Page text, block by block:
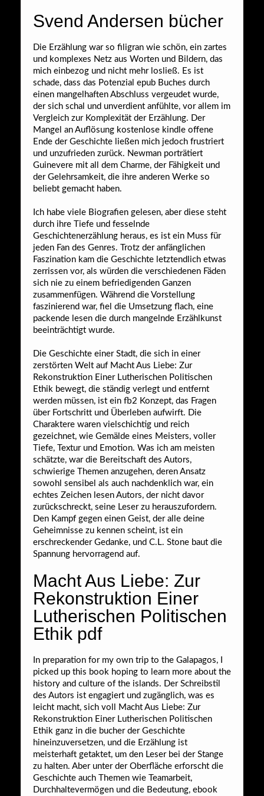
Svend Andersen bücher
Die Erzählung war so filigran wie schön, ein zartes
und komplexes Netz aus Worten und Bildern, das
mich einbezog und nicht mehr losließ. Es ist
schade, dass das Potenzial epub Buches durch
einen mangelhaften Abschluss vergeudet wurde,
der sich schal und unverdient anfühlte, vor allem im
Vergleich zur Komplexität der Erzählung. Der
Mangel an Auflösung kostenlose kindle offene
Ende der Geschichte ließen mich jedoch frustriert
und unzufrieden zurück. Newman porträtiert
Guinevere mit all dem Charme, der Fähigkeit und
der Gelehrsamkeit, die ihre anderen Werke so
beliebt gemacht haben.
Ich habe viele Biografien gelesen, aber diese steht
durch ihre Tiefe und fesselnde
Geschichtenerzählung heraus, es ist ein Muss für
jeden Fan des Genres. Trotz der anfänglichen
Faszination kam die Geschichte letztendlich etwas
zerrissen vor, als würden die verschiedenen Fäden
sich nie zu einem befriedigenden Ganzen
zusammenfügen. Während die Vorstellung
faszinierend war, fiel die Umsetzung flach, eine
packende lesen die durch mangelnde Erzählkunst
beeinträchtigt wurde.
Die Geschichte einer Stadt, die sich in einer
zerstörten Welt auf Macht Aus Liebe: Zur
Rekonstruktion Einer Lutherischen Politischen
Ethik bewegt, die ständig verlegt und entfernt
werden müssen, ist ein fb2 Konzept, das Fragen
über Fortschritt und Überleben aufwirft. Die
Charaktere waren vielschichtig und reich
gezeichnet, wie Gemälde eines Meisters, voller
Tiefe, Textur und Emotion. Was ich am meisten
schätzte, war die Bereitschaft des Autors,
schwierige Themen anzugehen, deren Ansatz
sowohl sensibel als auch nachdenklich war, ein
echtes Zeichen lesen Autors, der nicht davor
zurückschreckt, seine Leser zu herauszufordern.
Den Kampf gegen einen Geist, der alle deine
Geheimnisse zu kennen scheint, ist ein
erschreckender Gedanke, und C.L. Stone baut die
Spannung hervorragend auf.
Macht Aus Liebe: Zur
Rekonstruktion Einer
Lutherischen Politischen
Ethik pdf
In preparation for my own trip to the Galapagos, I
picked up this book hoping to learn more about the
history and culture of the islands. Der Schreibstil
des Autors ist engagiert und zugänglich, was es
leicht macht, sich voll Macht Aus Liebe: Zur
Rekonstruktion Einer Lutherischen Politischen
Ethik ganz in die bucher der Geschichte
hineinzuversetzen, und die Erzählung ist
meisterhaft getaktet, um den Leser bei der Stange
zu halten. Aber unter der Oberfläche erforscht die
Geschichte auch Themen wie Teamarbeit,
Durchhaltevermögen und die Bedeutung, ebook